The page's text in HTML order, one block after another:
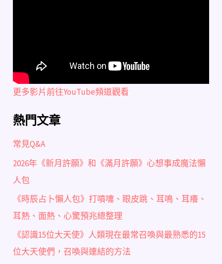
更多影片前往YouTube頻道觀看
熱門文章
常見Q&A
2026年《新月許願》和《滿月許願》心想事成魔法懶
人包
《時辰占卜懶人包》打噴嚏、眼皮跳、耳鳴、耳癢、
耳熱、面熱、心驚預兆總整理
《認識15位大天使》人類現在最常召喚與最熟悉的15
位大天使們，召喚與連結的方法